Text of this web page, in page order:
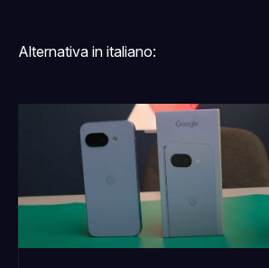
Alternativa in italiano: